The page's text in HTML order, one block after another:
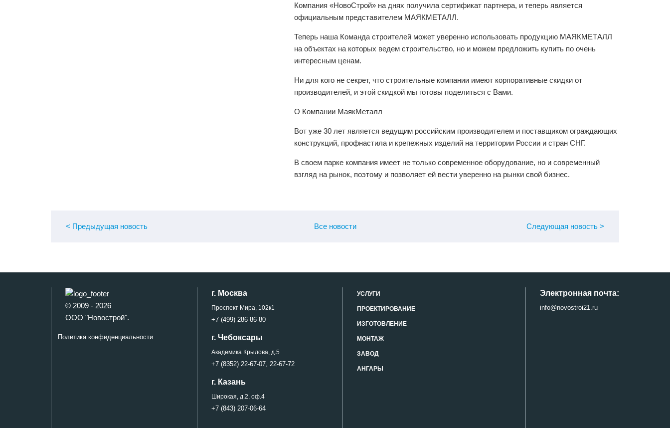
Компания «НовоСтрой» на днях получила сертификат партнера, и теперь является
официальным представителем МАЯКМЕТАЛЛ.
Теперь наша Команда строителей может уверенно использовать продукцию МАЯКМЕТАЛЛ
на объектах на которых ведем строительство, но и можем предложить купить по очень
интересным ценам.
Ни для кого не секрет, что строительные компании имеют корпоративные скидки от
производителей, и этой скидкой мы готовы поделиться с Вами.
О Компании МаякМеталл
Вот уже 30 лет является ведущим российским производителем и поставщиком ограждающих
конструкций, профнастила и крепежных изделий на территории России и стран СНГ.
В своем парке компания имеет не только современное оборудование, но и современный
взгляд на рынок, поэтому и позволяет ей вести уверенно на рынки свой бизнес.
< Предыдущая новость Все новости Следующая новость >
© 2009 - 2026
ООО "Новострой".
Политика конфиденциальности
г. Москва
Проспект Мира, 102к1
+7 (499) 286-86-80
г. Чебоксары
Академика Крылова, д.5
+7 (8352) 22-67-07, 22-67-72
г. Казань
Широкая, д.2, оф.4
+7 (843) 207-06-64
УСЛУГИ
ПРОЕКТИРОВАНИЕ
ИЗГОТОВЛЕНИЕ
МОНТАЖ
ЗАВОД
АНГАРЫ
Электронная почта:
info@novostroi21.ru